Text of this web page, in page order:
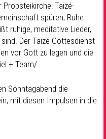
Propsteikirche: Taizé-
spüren, Ruhe
ruhige, meditative Lieder,
Der Taizé-Gottesdienst
vor Gott zu legen und die
+ Team/
Sonntagabend die
mit diesen Impulsen in die